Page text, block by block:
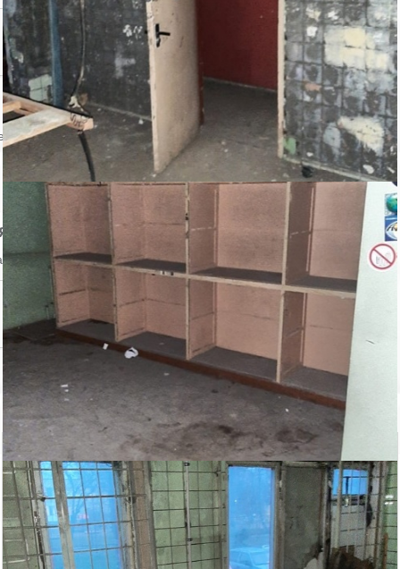
объекта
на объявление?
Похожие объекты в Невском районе
Шлиссельбургский...
Аренда магазина